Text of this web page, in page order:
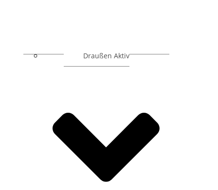
Draußen Aktiv